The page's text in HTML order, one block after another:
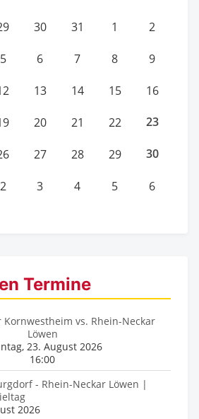
30 31 1 2
5 6 7 8 9
13 14 15 16
20 21 22 23
27 28 29 30
2 3 4 5 6
Termine
Kornwestheim vs. Rhein-Neckar
Löwen
23. August 2026
16:00
- Rhein-Neckar Löwen |
2026